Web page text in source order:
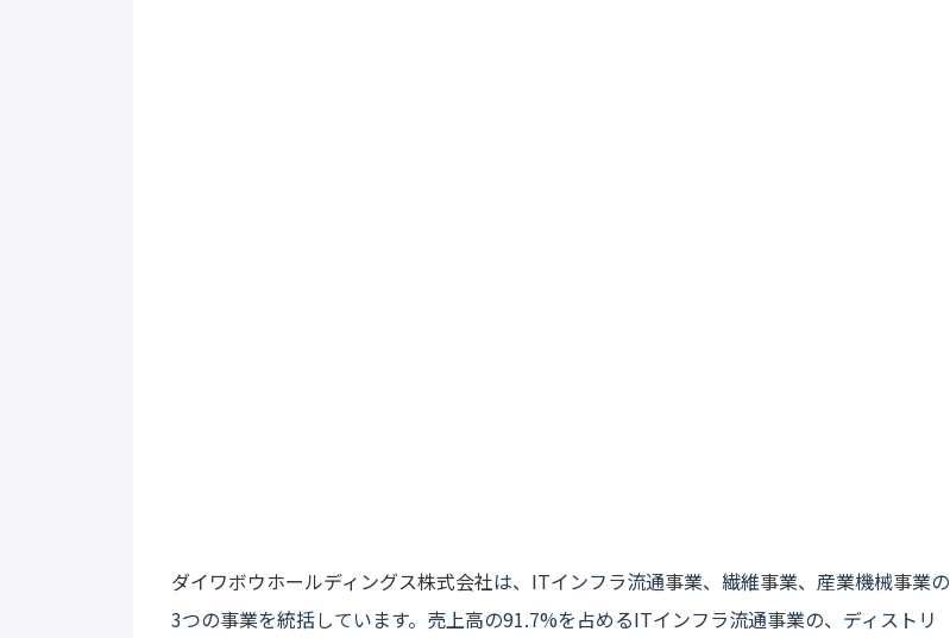
ダイワボウホールディングス株式会社は、ITインフラ流通事業、繊維事業、産業機械事業の
3つの事業を統括しています。売上高の91.7%を占めるITインフラ流通事業の、ディストリ